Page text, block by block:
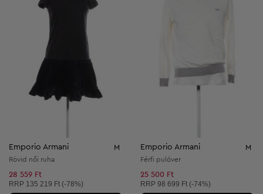
Emporio Armani M
Rövid női ruha
28 559 Ft
Ajánlott ár:
RRP 135 219 Ft (-78%)
Emporio Armani M
Férfi pulóver
25 500 Ft
Ajánlott ár:
RRP 98 699 Ft (-74%)